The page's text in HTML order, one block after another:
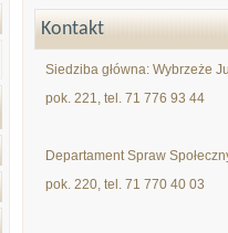
Kontakt
Siedziba główna: Wybrzeże
pok. 221, tel. 71 776 93 44
Departament Spraw
pok. 220, tel. 71 770 40 03